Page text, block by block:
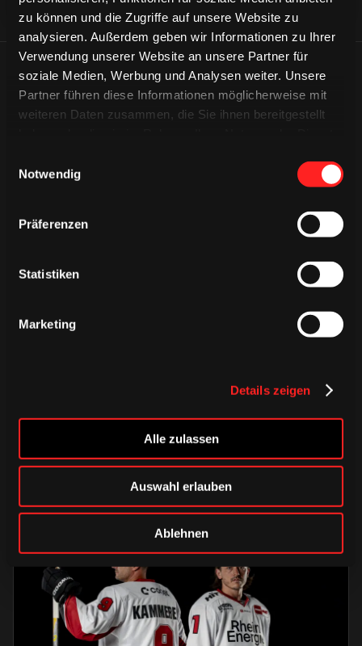
zu können und die Zugriffe auf unsere Website zu
analysieren. Außerdem geben wir Informationen zu Ihrer
Verwendung unserer Website an unsere Partner für
soziale Medien, Werbung und Analysen weiter. Unsere
Partner führen diese Informationen möglicherweise mit
weiteren Daten zusammen, die Sie ihnen bereitgestellt
Notwendig
Präferenzen
Statistiken
Marketing
Details zeigen
Alle zulassen
Auswahl erlauben
Ablehnen
ÄHNLICHE NEWS
Trainingsauftakt am Sonntag im
Haie-Zentrum
Saison 2026/2027